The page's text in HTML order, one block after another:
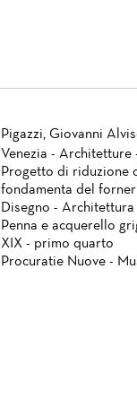
Pigazzi, Giovanni
Venezia - Architetture
Progetto di riduzione
fondamenta del
Disegno - Architettura
Penna e acquerello
XIX - primo quarto
Procuratie Nuove -